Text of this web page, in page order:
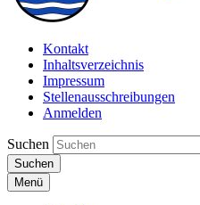
Kontakt
Inhaltsverzeichnis
Impressum
Stellenausschreibungen
Anmelden
Suchen
Suchen
Menü